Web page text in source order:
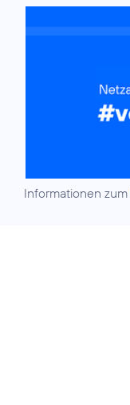
Informationen zum